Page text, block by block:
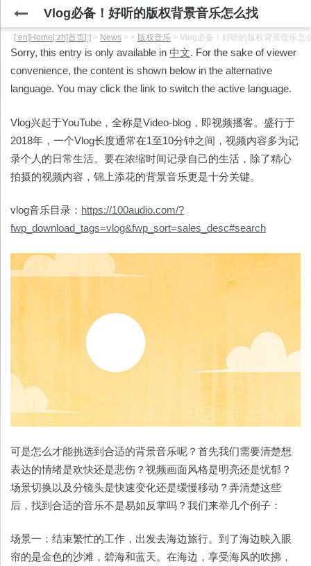
Vlog必备！好听的版权背景音乐怎么找
[:en]Home[:zh]首页[:] > News > > 版权音乐 > Vlog必备！好听的版权背景音乐怎
Sorry, this entry is only available in 中文. For the sake of viewer
convenience, the content is shown below in the alternative
language. You may click the link to switch the active language.
Vlog兴起于YouTube，全称是Video-blog，即视频播客。盛行于
2018年，一个Vlog长度通常在1至10分钟之间，视频内容多为记
录个人的日常生活。要在浓缩时间记录自己的生活，除了精心
拍摄的视频内容，锦上添花的背景音乐更是十分关键。
vlog音乐目录： https://100audio.com/?
fwp_download_tags=vlog&fwp_sort=sales_desc#search
可是怎么才能挑选到合适的背景音乐呢？首先我们需要清楚想
表达的情绪是欢快还是悲伤？视频画面风格是明亮还是忧郁？
场景切换以及分镜头是快速变化还是缓慢移动？弄清楚这些
后，找到合适的音乐不是易如反掌吗？我们来举几个例子：
场景一：结束繁忙的工作，出发去海边旅行。到了海边映入眼
帘的是金色的沙滩，碧海和蓝天。在海边，享受海风的吹拂，